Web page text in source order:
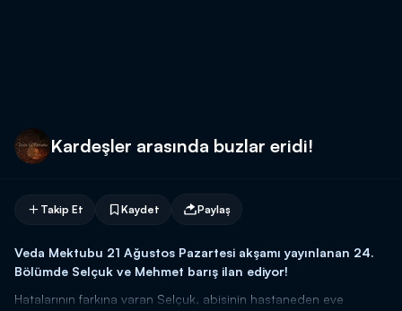
Kardeşler arasında buzlar eridi!
Takip Et Kaydet Paylaş
Veda Mektubu 21 Ağustos Pazartesi akşamı yayınlanan 24.
Bölümde Selçuk ve Mehmet barış ilan ediyor!
Hatalarının farkına varan Selçuk, abisinin hastaneden eve